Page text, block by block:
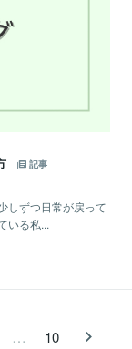
記事
しずつ日常が戻って
いる私...
… 10